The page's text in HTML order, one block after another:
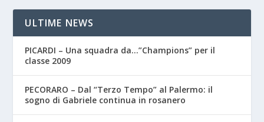
ULTIME NEWS
PICARDI – Una squadra da…”Champions” per il
classe 2009
PECORARO – Dal “Terzo Tempo” al Palermo: il
sogno di Gabriele continua in rosanero